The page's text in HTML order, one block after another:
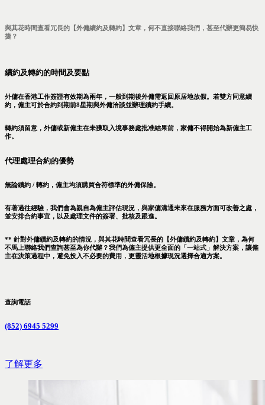
與其花時間查看冗長的【外傭續約及轉約】文章，何不直接聯絡我們，甚至代辦更簡易快
捷？
續約及轉約的時間及要點
外傭在香港工作簽證有效期為兩年，一般到期後外傭需返回原居地放假。若雙方同意續
約，僱主可於合約到期前8星期與外傭洽談並辦理續約手續。
轉約須留意，外傭或新僱主在未獲取入境事務處批准結果前，家傭不得開始為新僱主工
作。
代理處理合約的優勢
無論續約 / 轉約，僱主均須購買合符標準的外傭保險。
有著過往經驗，我們會為親自為僱主評估現況，與家傭溝通未來在服務方面可改善之處，
並安排合約事宜，以及處理文件的簽署、批核及跟進。
** 針對外傭續約及轉約的情況，與其花時間查看冗長的【外傭續約及轉約】文章，為何
不馬上聯絡我們查詢甚至為你代辦？我們為僱主提供更全面的「一站式」解決方案，讓僱
主在決策過程中，避免投入不必要的費用，更靈活地根據現況選擇合適方案。
查詢電話
(852) 6945 5299
了解更多